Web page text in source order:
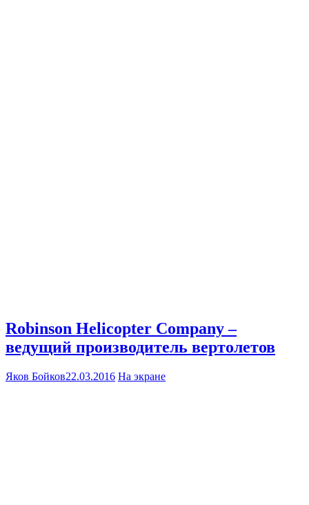
Robinson Helicopter Company –
ведущий производитель вертолетов
Яков Бойков22.03.2016 На экране